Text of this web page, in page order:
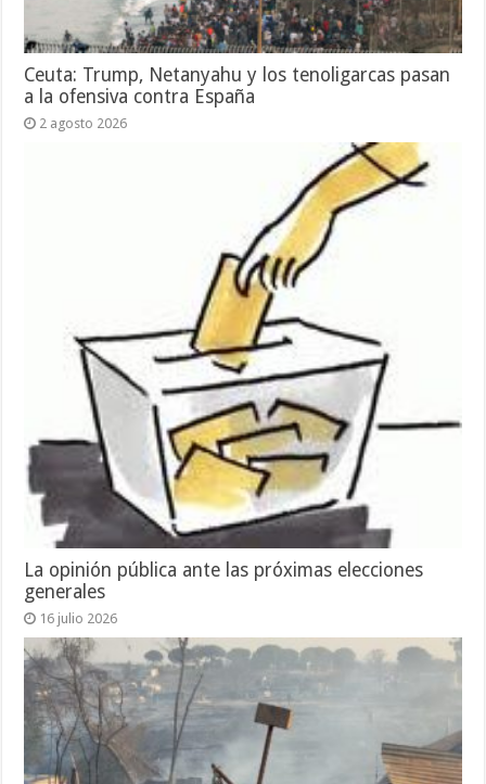
Ceuta: Trump, Netanyahu y los tenoligarcas pasan
a la ofensiva contra España
2 agosto 2026
La opinión pública ante las próximas elecciones
generales
16 julio 2026